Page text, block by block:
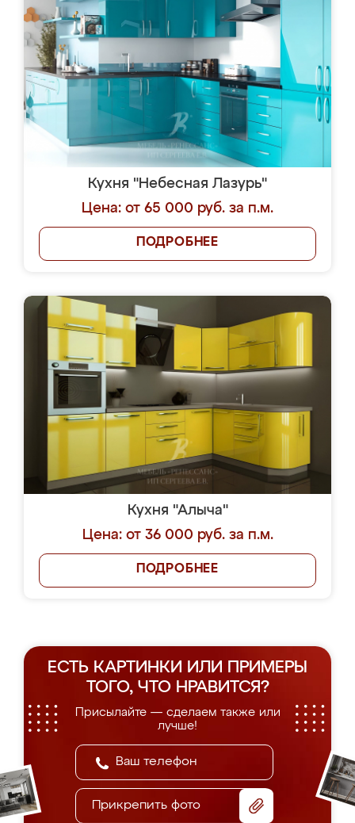
Кухня "Небесная Лазурь"
Цена: от 65 000 руб. за п.м.
ПОДРОБНЕЕ
Кухня "Алыча"
Цена: от 36 000 руб. за п.м.
ПОДРОБНЕЕ
ЕСТЬ КАРТИНКИ ИЛИ ПРИМЕРЫ
ТОГО, ЧТО НРАВИТСЯ?
Присылайте — сделаем также или
лучше!
Прикрепить фото